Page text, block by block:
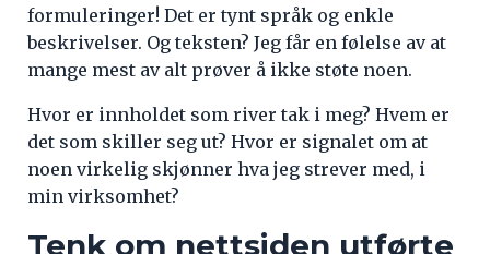
formuleringer! Det er tynt språk og enkle
beskrivelser. Og teksten? Jeg får en følelse av at
mange mest av alt prøver å ikke støte noen.
Hvor er innholdet som river tak i meg? Hvem er
det som skiller seg ut? Hvor er signalet om at
noen virkelig skjønner hva jeg strever med, i
min virksomhet?
Tenk om nettsiden utførte